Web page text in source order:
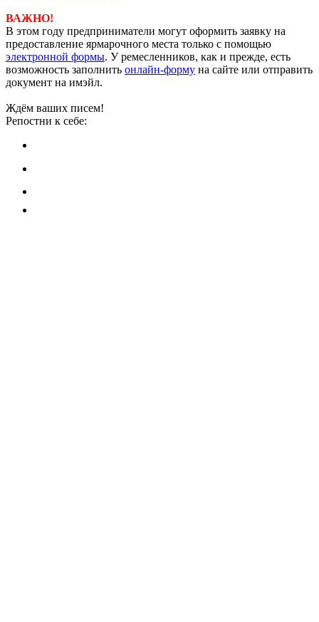
ВАЖНО!
В этом году предприниматели могут оформить заявку на
предоставление ярмарочного места только с помощью
электронной формы. У ремесленников, как и прежде, есть
возможность заполнить онлайн-форму на сайте или отправить
документ на имэйл.
Ждём ваших писем!
Репостни к себе: